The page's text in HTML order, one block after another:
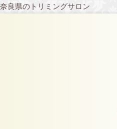
奈良県のトリミングサロン